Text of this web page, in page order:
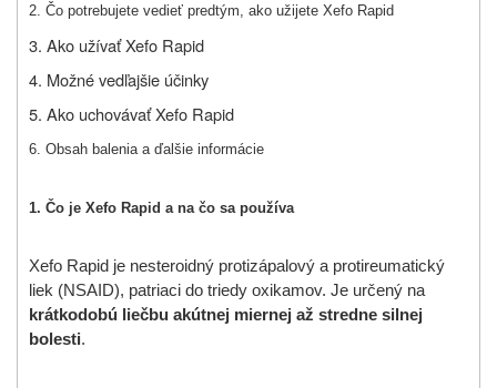
2. Čo potrebujete vedieť predtým, ako užijete Xefo Rapid
3. Ako užívať Xefo Rapid
4. Možné vedľajšie účinky
5. Ako uchovávať Xefo Rapid
6. Obsah balenia a ďalšie informácie
1. Čo je Xefo Rapid a na čo sa používa
Xefo Rapid je nesteroidný protizápalový a protireumatický
liek (NSAID), patriaci do triedy oxikamov. Je určený na
krátkodobú liečbu akútnej miernej až stredne silnej
bolesti.